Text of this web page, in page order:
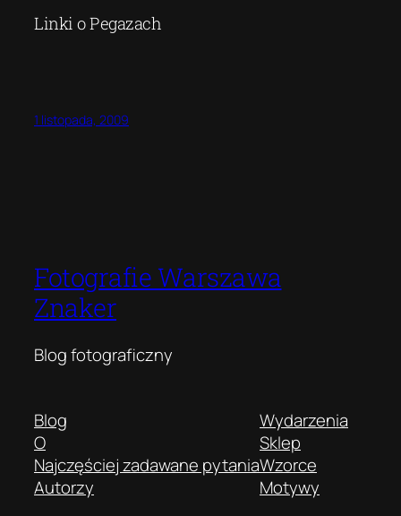
Linki o Pegazach
1 listopada, 2009
Fotografie Warszawa
Znaker
Blog fotograficzny
Blog
O
Najczęściej zadawane pytania
Autorzy
Wydarzenia
Sklep
Wzorce
Motywy